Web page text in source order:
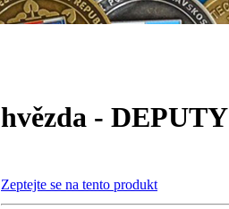
hvězda - DEPUTY
Zeptejte se na tento produkt